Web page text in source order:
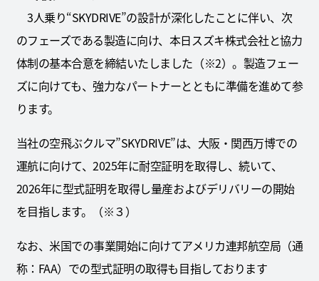
3人乗り“SKYDRIVE”の設計が深化したことに伴い、次
のフェーズである製造に向け、本日スズキ株式会社と協力
体制の基本合意を締結いたしました（※2）。製造フェー
ズに向けても、強力なパートナーとともに準備を進めて参
ります。
当社の空飛ぶクルマ”SKYDRIVE”は、大阪・関西万博での
運航に向けて、2025年に耐空証明を取得し、続いて、
2026年に型式証明を取得し量産およびデリバリーの開始
を目指します。（※３）
なお、米国での事業開始に向けてアメリカ連邦航空局（通
称：FAA）での型式証明の取得も目指しております